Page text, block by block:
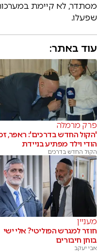
מסתדר, לא קיימת
שפעלו.
עוד באתר:
פרק מרמלה
'הקול החדש בדרכים': ראפר,
הודי וילד מפתיע בניידת
הקול החדש בדרכים
מעניין
חוזר למגרש הפוליטי? אלי ישי
בוחן חיבורים
אבי יעקב